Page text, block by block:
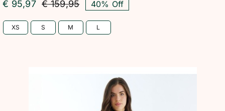
€159,95Oorspronkelijke
prijs
was:
€ 95,97
Huidige
prijs
is:
40% Off
XS S M L